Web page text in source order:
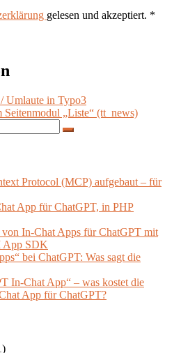
gelesen und akzeptiert. *
Umlaute in Typo3
„Liste“ (tt_news)
Protocol (MCP) aufgebaut – für
App für ChatGPT, in PHP
In-Chat Apps für ChatGPT mit
App SDK
bei ChatGPT: Was sagt die
In-Chat App“ – was kostet die
App für ChatGPT?